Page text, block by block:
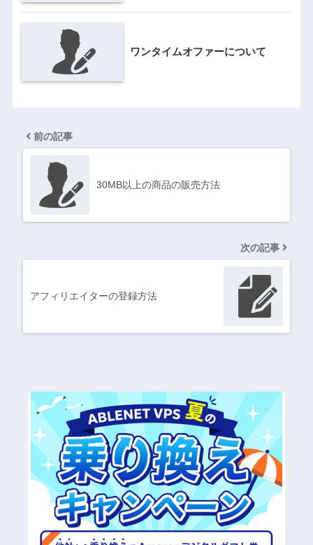
ワンタイムオファーについて
前の記事
30MB以上の商品の販売方法
次の記事
アフィリエイターの登録方法